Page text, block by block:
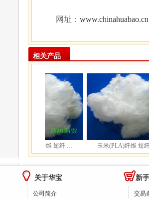
网址：www.chinahuabao.cn
相关产品
玉米(PLA)纤维 短纤 … 玉米(PLA)纤维 短纤
关于华宝
公司简介
新
交易